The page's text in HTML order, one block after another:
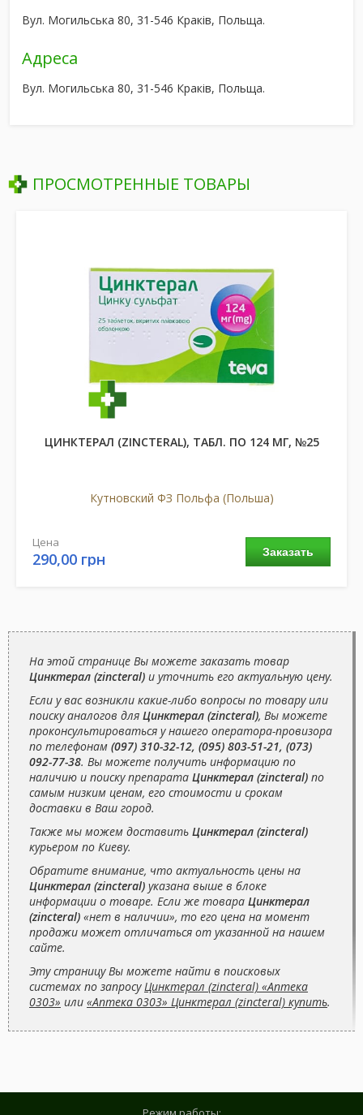
Вул. Могильська 80, 31-546 Краків, Польща.
Адреса
Вул. Могильська 80, 31-546 Краків, Польща.
ПРОСМОТРЕННЫЕ ТОВАРЫ
ЦИНКТЕРАЛ (ZINCTERAL), ТАБЛ. ПО 124 МГ, №25
Кутновский ФЗ Польфа (Польша)
Заказать
Цена
290,00 грн
На этой странице Вы можете заказать товар
Цинктерал (zincteral) и уточнить его актуальную цену.
Если у вас возникли какие-либо вопросы по товару или
поиску аналогов для Цинктерал (zincteral), Вы можете
проконсультироваться у нашего оператора-провизора
по телефонам (097) 310-32-12, (095) 803-51-21, (073)
092-77-38. Вы можете получить информацию по
наличию и поиску препарата Цинктерал (zincteral) по
самым низким ценам, его стоимости и срокам
доставки в Ваш город.
Также мы можем доставить Цинктерал (zincteral)
курьером по Киеву.
Обратите внимание, что актуальность цены на
Цинктерал (zincteral) указана выше в блоке
информации о товаре. Если же товара Цинктерал
(zincteral) «нет в наличии», то его цена на момент
продажи может отличаться от указанной на нашем
сайте.
Эту страницу Вы можете найти в поисковых
системах по запросуЦинктерал (zincteral) «Аптека
0303» или «Аптека 0303» Цинктерал (zincteral) купить.